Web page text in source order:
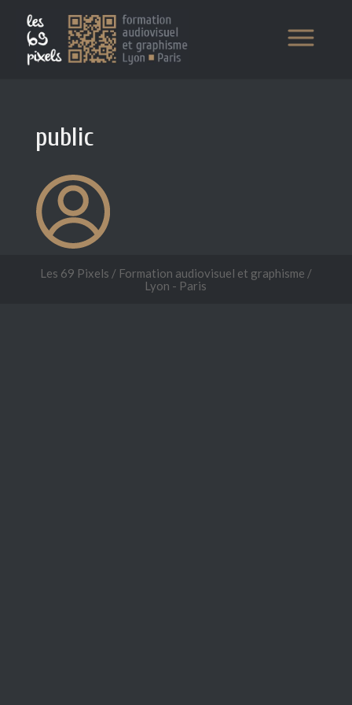
public
Les 69 Pixels / Formation audiovisuel et graphisme /
Lyon - Paris